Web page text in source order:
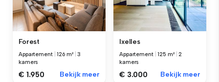
Forest
Appartement |126 m² |3
kamers
€ 1.950 Bekijk meer
Ixelles
Appartement |125 m² |2
kamers
€ 3.000 Bekijk meer